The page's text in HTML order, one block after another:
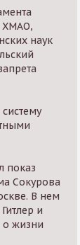
ХМАО,
наук
показ
Сокурова
В нем
и
о жизни